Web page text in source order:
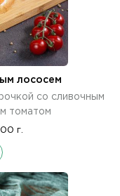
лососем
со сливочным
томатом
г.